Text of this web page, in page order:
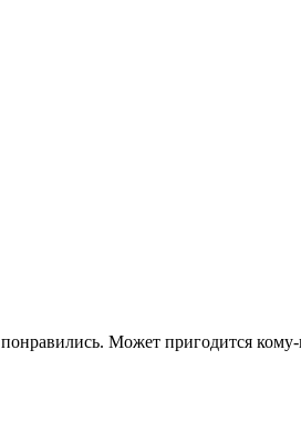
Может пригодится кому-